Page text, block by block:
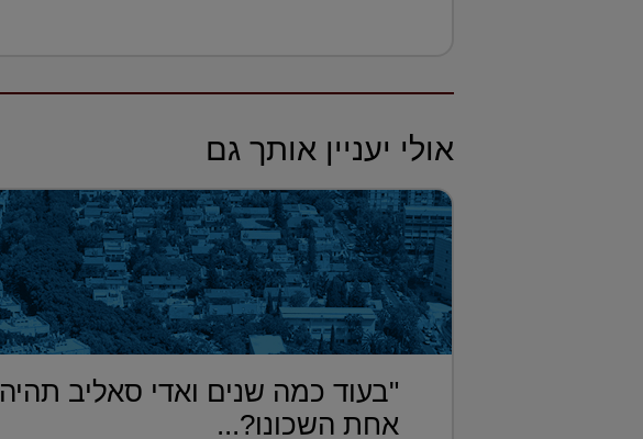
אולי יעניין אותך גם
"בעוד כמה שנים ואדי סאליב תהיה
אחת השכונו?...